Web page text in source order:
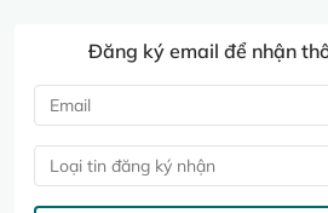
Đăng ký email để nhận
Loại tin đăng ký nhận